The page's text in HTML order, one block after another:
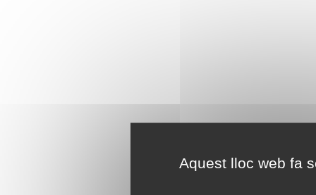
Aquest lloc web fa